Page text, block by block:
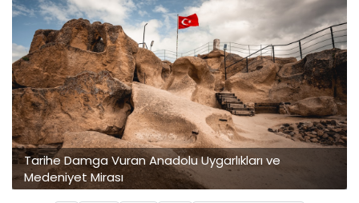
Tarihe Damga Vuran Anadolu Uygarlıkları ve
Medeniyet Mirası